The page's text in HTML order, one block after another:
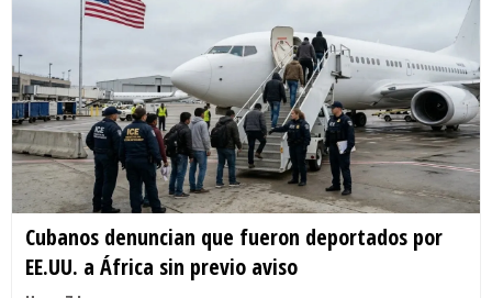
Cubanos denuncian que fueron deportados por
EE.UU. a África sin previo aviso